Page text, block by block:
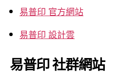
易普印 官方網站
易普印 設計雲
易普印 社群網站